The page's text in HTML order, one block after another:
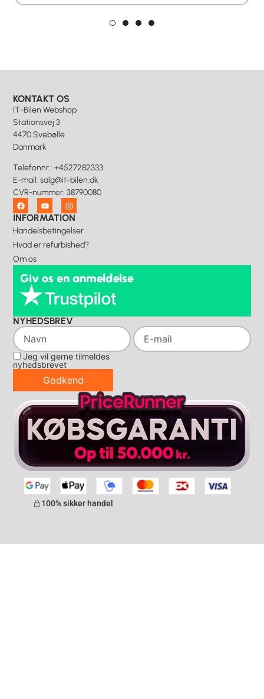
KONTAKT OS
IT-Bilen Webshop
Stationsvej 3
4470 Svebølle
Danmark
Telefonnr.: +4527282333
E-mail:salg@it-bilen.dk
CVR-nummer: 38790080
INFORMATION
Handelsbetingelser
Hvad er refurbished?
Om os
Giv os en anmeldelse
NYHEDSBREV
Jeg vil gerne tilmeldes
nyhedsbrevet
Godkend
100% sikker handel